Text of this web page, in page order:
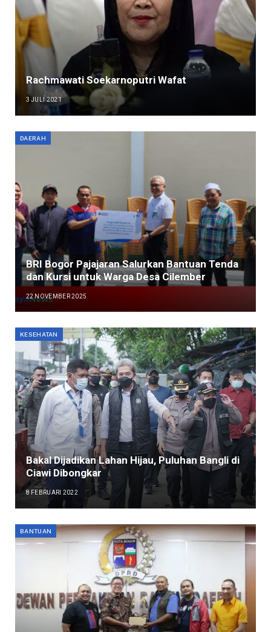
Rachmawati Soekarnoputri Wafat
3 JULI 2021
DAERAH
BRI Bogor Pajajaran Salurkan Bantuan Tenda
dan Kursi untuk Warga Desa Cilember
22 NOVEMBER 2025
KESEHATAN
Bakal Dijadikan Lahan Hijau, Puluhan Bangli di
Ciawi Dibongkar
8 FEBRUARI 2022
BANTUAN